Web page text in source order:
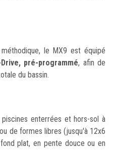
le MX9 est équipé
pré-programmé, afin de
du bassin.
enterrées et hors-sol à
de formes libres (jusqu'à 12x6
plat, en pente douce ou en